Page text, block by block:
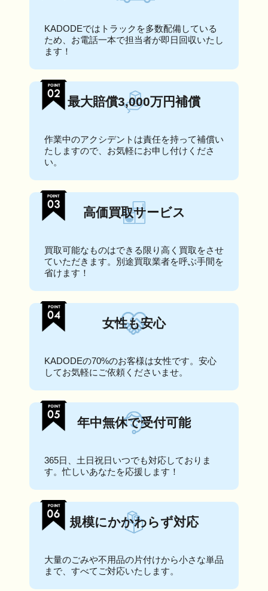
KADODEではトラックを多数配備している
ため、お電話一本で担当者が即日回収いたし
ます！
最大賠償3,000万円補償
作業中のアクシデントは責任を持って補償い
たしますので、お気軽にお申し付けくださ
い。
高価買取サービス
買取可能なものはできる限り高く買取をさせ
ていただきます。別途買取業者を呼ぶ手間を
省けます！
女性も安心
KADODEの70%のお客様は女性です。安心
してお気軽にご依頼くださいませ。
年中無休で受付可能
365日、土日祝日いつでも対応しておりま
す。忙しいあなたを応援します！
規模にかかわらず対応
大量のごみや不用品の片付けから小さな単品
まで、すべてご対応いたします。